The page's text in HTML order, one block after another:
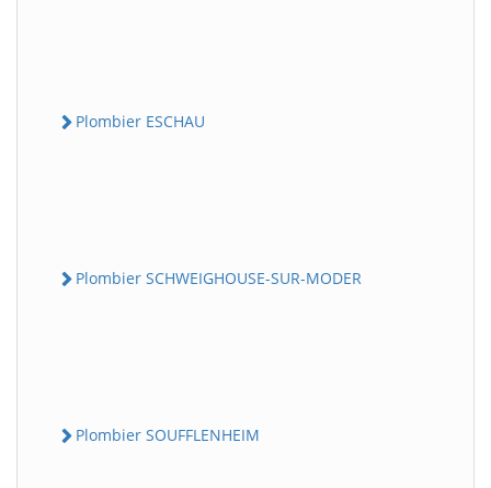
Plombier ESCHAU
Plombier SCHWEIGHOUSE-SUR-MODER
Plombier SOUFFLENHEIM